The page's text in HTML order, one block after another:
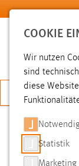
Zum Hauptinhalt
SUCHE
COOKIE
Wir nutzen
sind
diese
Statistik
Marketing